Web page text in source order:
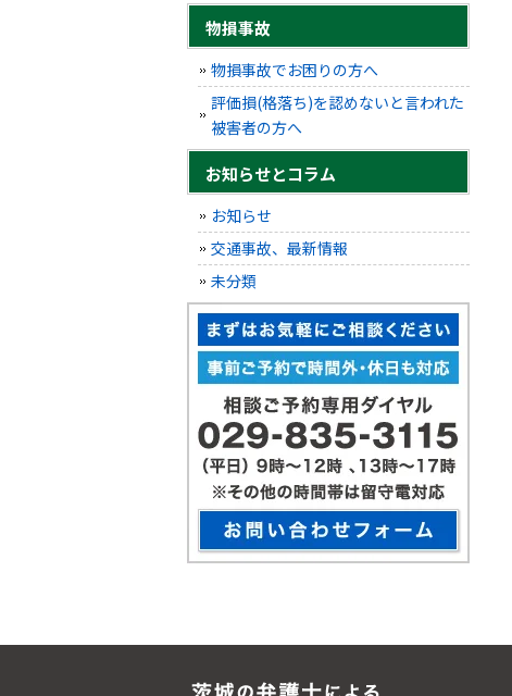
物損事故
物損事故でお困りの方へ
評価損(格落ち)を認めないと言われた
被害者の方へ
お知らせとコラム
お知らせ
交通事故、最新情報
未分類